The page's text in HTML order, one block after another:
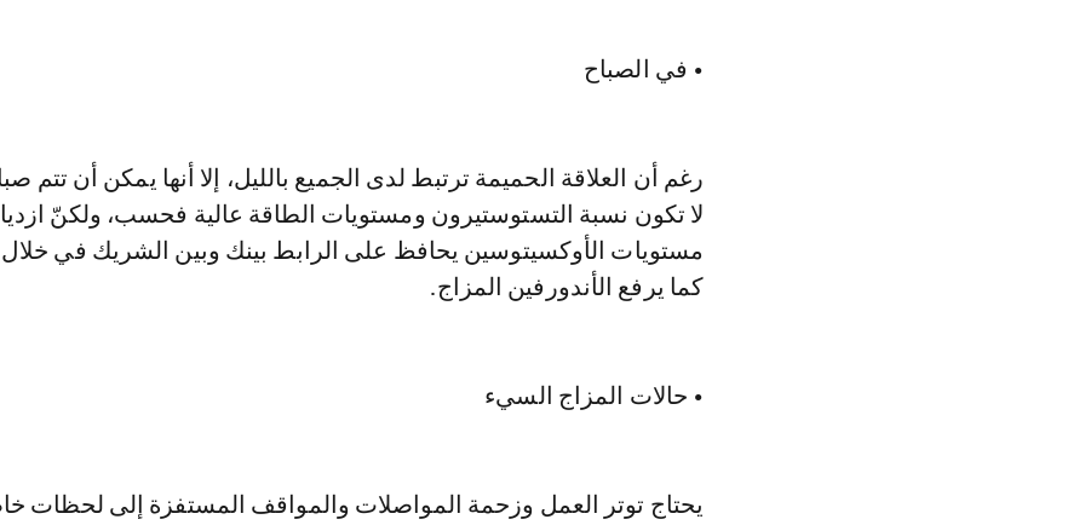
• في الصباح
رغم أن العلاقة الحميمة ترتبط لدى الجميع بالليل، إلا أنها يمكن أن تتم
لا تكون نسبة التستوستيرون ومستويات الطاقة عالية فحسب، ولكنّ
مستويات الأوكسيتوسين يحافظ على الرابط بينك وبين الشريك في خلال
كما يرفع الأندورفين المزاج.
• حالات المزاج السيء
يحتاج توتر العمل وزحمة المواصلات والمواقف المستفزة إلى لحظات